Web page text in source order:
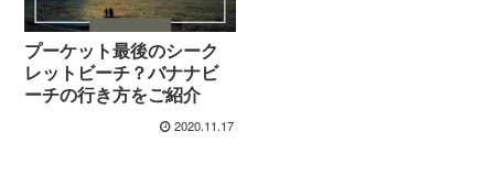
プーケット最後のシーク
レットビーチ？バナナビ
ーチの行き方をご紹介
2020.11.17